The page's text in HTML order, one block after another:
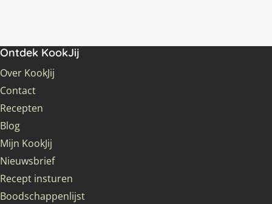
Ontdek KookJij
Over KookJij
Contact
Recepten
Blog
Mijn KookJij
Nieuwsbrief
Recept insturen
Boodschappenlijst